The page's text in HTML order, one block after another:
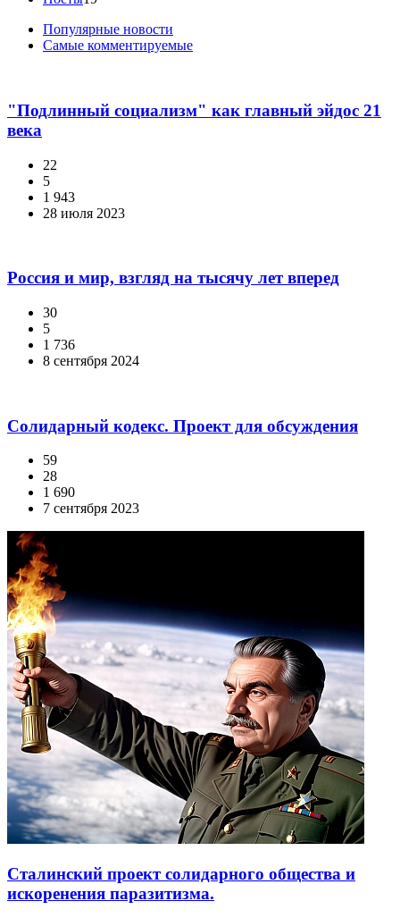
Популярные новости
Самые комментируемые
"Подлинный социализм" как главный эйдос 21
века
22
5
1 943
28 июля 2023
Россия и мир, взгляд на тысячу лет вперед
30
5
1 736
8 сентября 2024
Солидарный кодекс. Проект для обсуждения
59
28
1 690
7 сентября 2023
Сталинский проект солидарного общества и
искоренения паразитизма.